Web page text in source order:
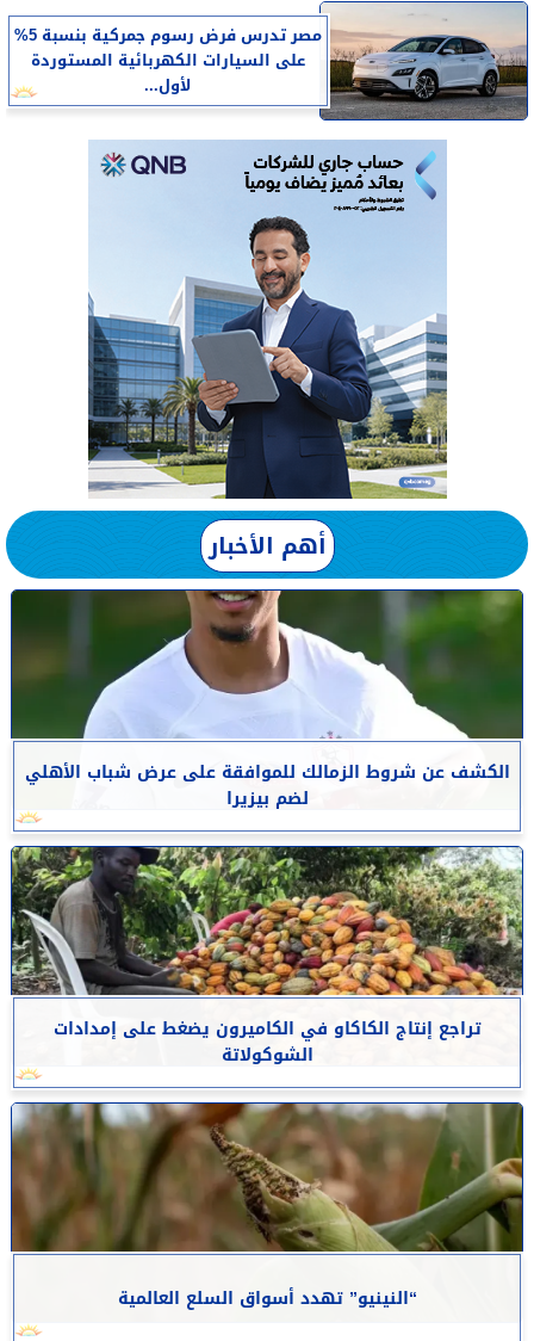
مصر تدرس فرض رسوم جمركية بنسبة 5%
على السيارات الكهربائية المستوردة
لأول...
أهم الأخبار
الكشف عن شروط الزمالك للموافقة على عرض شباب الأهلي
لضم بيزيرا
تراجع إنتاج الكاكاو في الكاميرون يضغط على إمدادات
الشوكولاتة
“النينيو” تهدد أسواق السلع العالمية